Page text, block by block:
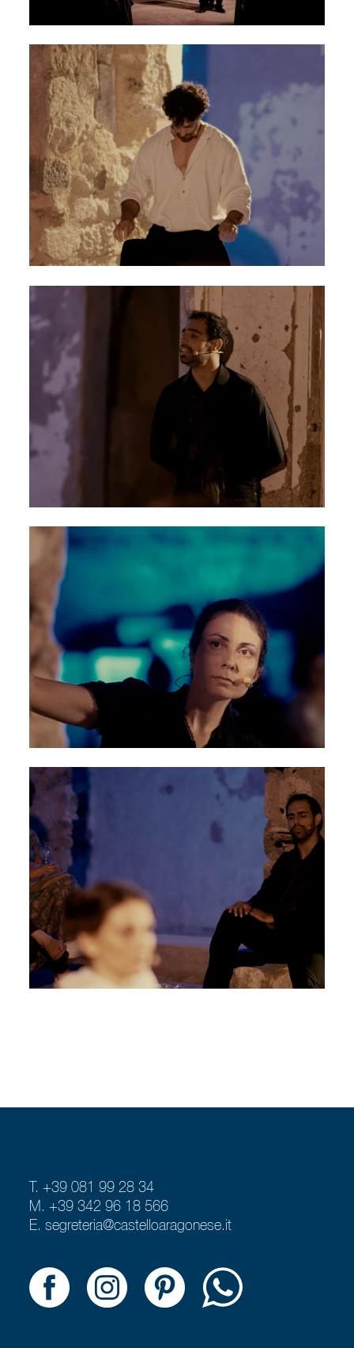
T. +39 081 99 28 34
M. +39 342 96 18 566
E.segreteria@castelloaragonese.it